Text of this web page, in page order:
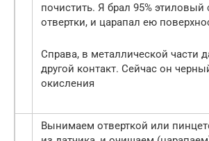
почистить. Я брал 95% этиловый
отвертки, и царапал ею
Справа, в металлической части
другой контакт. Сейчас он
окисления
Вынимаем отверткой или